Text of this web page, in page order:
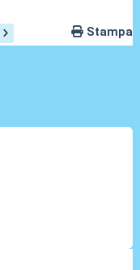
Stampa